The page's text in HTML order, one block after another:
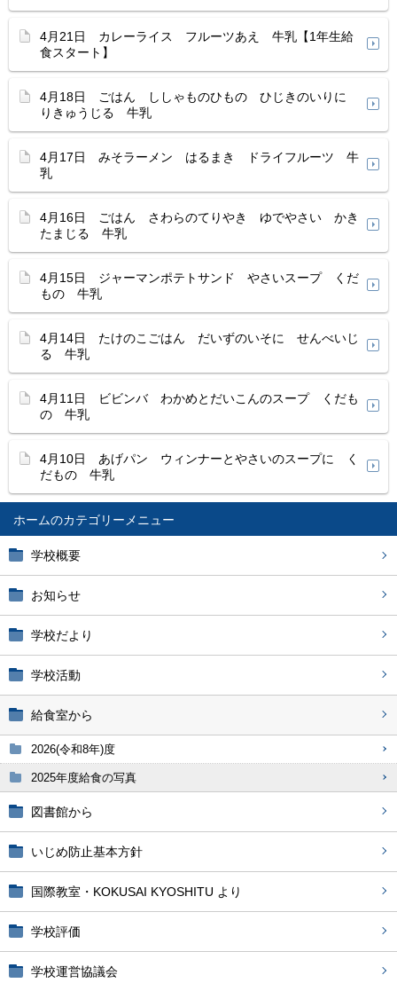
ホーム
学校概要
お知らせ
学校だより
学校活動
給食室から
2026(令和8年)度
2025年度給食の写真
図書館から
いじめ防止基本方針
国際教室・KOKUSAI KYOSHITU より
学校評価
学校運営協議会
4月21日 カレーライス フルーツあえ 牛乳【1年生給
食スタート】
4月18日 ごはん ししゃものひもの ひじきのいりに
りきゅうじる 牛乳
4月17日 みそラーメン はるまき ドライフルーツ 牛
乳
4月16日 ごはん さわらのてりやき ゆでやさい かき
たまじる 牛乳
4月15日 ジャーマンポテトサンド やさいスープ くだ
もの 牛乳
4月14日 たけのこごはん だいずのいそに せんべいじ
る 牛乳
4月11日 ビビンバ わかめとだいこんのスープ くだも
の 牛乳
4月10日 あげパン ウィンナーとやさいのスープに く
だもの 牛乳